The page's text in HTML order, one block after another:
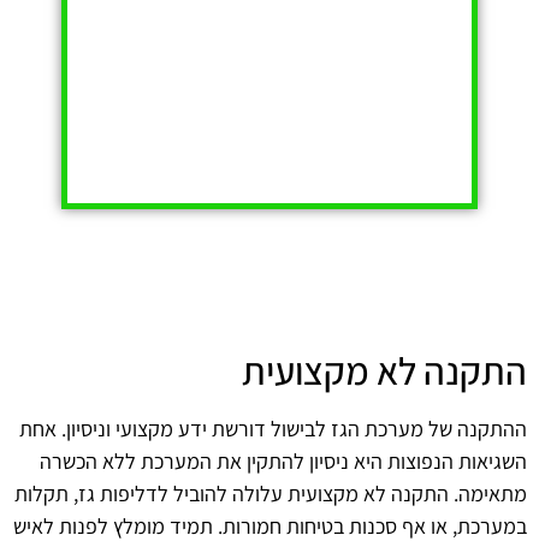
התקנה לא מקצועית
ההתקנה של מערכת הגז לבישול דורשת ידע מקצועי וניסיון. אחת
השגיאות הנפוצות היא ניסיון להתקין את המערכת ללא הכשרה
מתאימה. התקנה לא מקצועית עלולה להוביל לדליפות גז, תקלות
במערכת, או אף סכנות בטיחות חמורות. תמיד מומלץ לפנות לאיש